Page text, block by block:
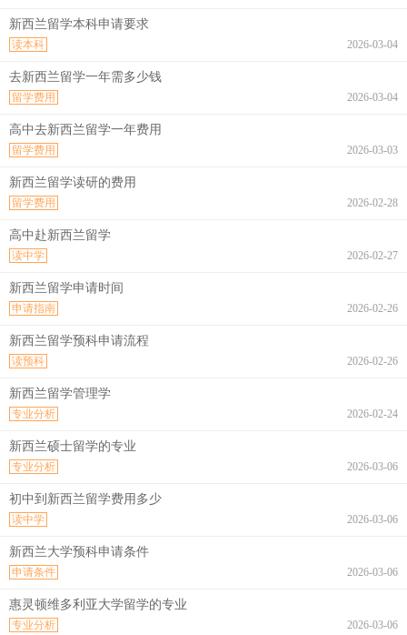
新西兰留学本科申请要求
2026-03-04
读本科
去新西兰留学一年需多少钱
2026-03-04
留学费用
高中去新西兰留学一年费用
2026-03-03
留学费用
新西兰留学读研的费用
2026-02-28
留学费用
高中赴新西兰留学
2026-02-27
读中学
新西兰留学申请时间
2026-02-26
申请指南
新西兰留学预科申请流程
2026-02-26
读预科
新西兰留学管理学
2026-02-24
专业分析
新西兰硕士留学的专业
2026-03-06
专业分析
初中到新西兰留学费用多少
2026-03-06
读中学
新西兰大学预科申请条件
2026-03-06
申请条件
惠灵顿维多利亚大学留学的专业
2026-03-06
专业分析